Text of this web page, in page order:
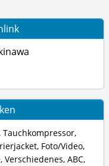
Tauchkompressor,
, Foto/Video,
, Verschiedenes, ABC,